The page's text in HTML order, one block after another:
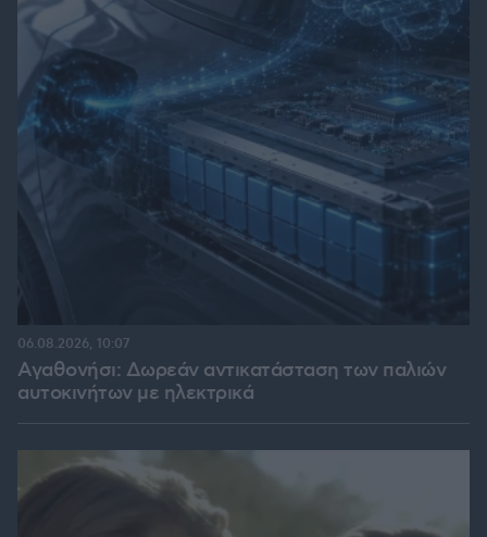
Αγαθονήσι: Δωρεάν αντικατάσταση των παλιών
αυτοκινήτων με ηλεκτρικά
06.08.2026, 10:07